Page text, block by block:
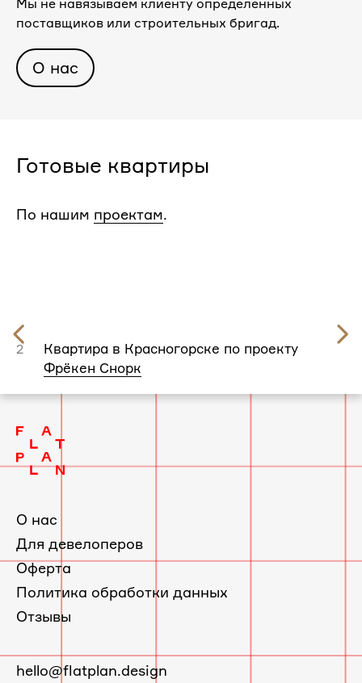
Мы не навязываем клиенту определенных
поставщиков или строительных бригад.
О нас
Готовые квартиры
По нашим проектам.
2
Квартира в Красногорске по проекту
Фрёкен Снорк
слайд
О нас
Для девелоперов
Оферта
Политика обработки данных
Отзывы
E-
hello@flatplan.design